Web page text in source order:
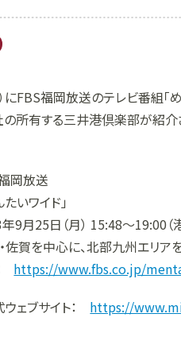
FBS福岡放送のテレビ番組「
の所有する三井港倶楽部が紹介
岡放送
いワイド」
月25日（月） 15:48～19:00（
賀を中心に、北部九州エリア
https://www.fbs.co.jp/
ェブサイト： https://